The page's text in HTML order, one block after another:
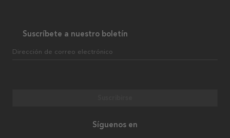
Suscríbete a nuestro boletín
Dirección de correo electrónico
Síguenos en